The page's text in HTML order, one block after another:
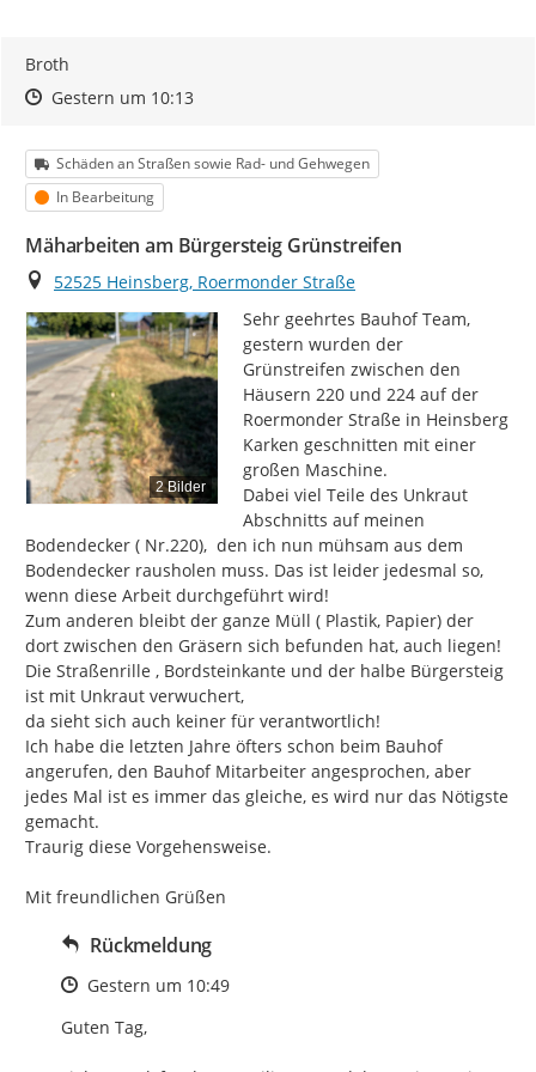
Broth
Zeitpunkt des Erstellens
Zeitpunkt des Erstellens
Gestern um 10:13Zur Äußerung
Kategorie
Schäden an Straßen sowie Rad- und Gehwegen
Status
In Bearbeitung
Mäharbeiten am Bürgersteig Grünstreifen
Ort
52525 Heinsberg, Roermonder Straße
2 Bilder
Sehr geehrtes Bauhof Team,
gestern wurden der
Grünstreifen zwischen den
Häusern 220 und 224 auf der
Roermonder Straße in Heinsberg
Karken geschnitten mit einer
großen Maschine.
Dabei viel Teile des Unkraut
Abschnitts auf meinen
Bodendecker ( Nr.220),  den ich nun mühsam aus dem
Bodendecker rausholen muss. Das ist leider jedesmal so,
wenn diese Arbeit durchgeführt wird!
Zum anderen bleibt der ganze Müll ( Plastik, Papier) der
dort zwischen den Gräsern sich befunden hat, auch liegen!
Die Straßenrille , Bordsteinkante und der halbe Bürgersteig
ist mit Unkraut verwuchert,
da sieht sich auch keiner für verantwortlich!
Ich habe die letzten Jahre öfters schon beim Bauhof
angerufen, den Bauhof Mitarbeiter angesprochen, aber
jedes Mal ist es immer das gleiche, es wird nur das Nötigste
gemacht.
Traurig diese Vorgehensweise.
Mit freundlichen Grüßen
Rückmeldung
Zeitpunkt des Erstellens
Gestern um 10:49
Guten Tag,